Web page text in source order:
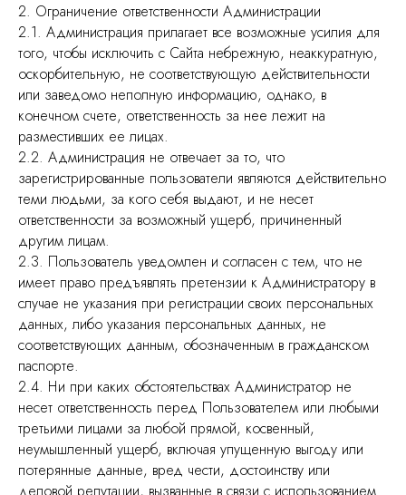
2. Ограничение ответственности Администрации
2.1. Администрация прилагает все возможные усилия для
того, чтобы исключить с Сайта небрежную, неаккуратную,
оскорбительную, не соответствующую действительности
или заведомо неполную информацию, однако, в
конечном счете, ответственность за нее лежит на
разместивших ее лицах.
2.2. Администрация не отвечает за то, что
зарегистрированные пользователи являются действительно
теми людьми, за кого себя выдают, и не несет
ответственности за возможный ущерб, причиненный
другим лицам.
2.3. Пользователь уведомлен и согласен с тем, что не
имеет право предъявлять претензии к Администратору в
случае не указания при регистрации своих персональных
данных, либо указания персональных данных, не
соответствующих данным, обозначенным в гражданском
паспорте.
2.4. Ни при каких обстоятельствах Администратор не
несет ответственность перед Пользователем или любыми
третьими лицами за любой прямой, косвенный,
неумышленный ущерб, включая упущенную выгоду или
потерянные данные, вред чести, достоинству или